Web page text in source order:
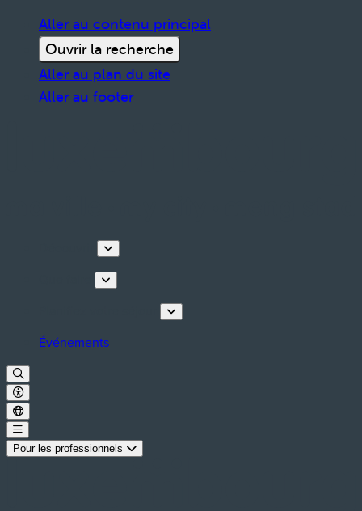
Aller au contenu principal
Ouvrir la recherche
Aller au plan du site
Aller au footer
Événements
Pour les professionnels